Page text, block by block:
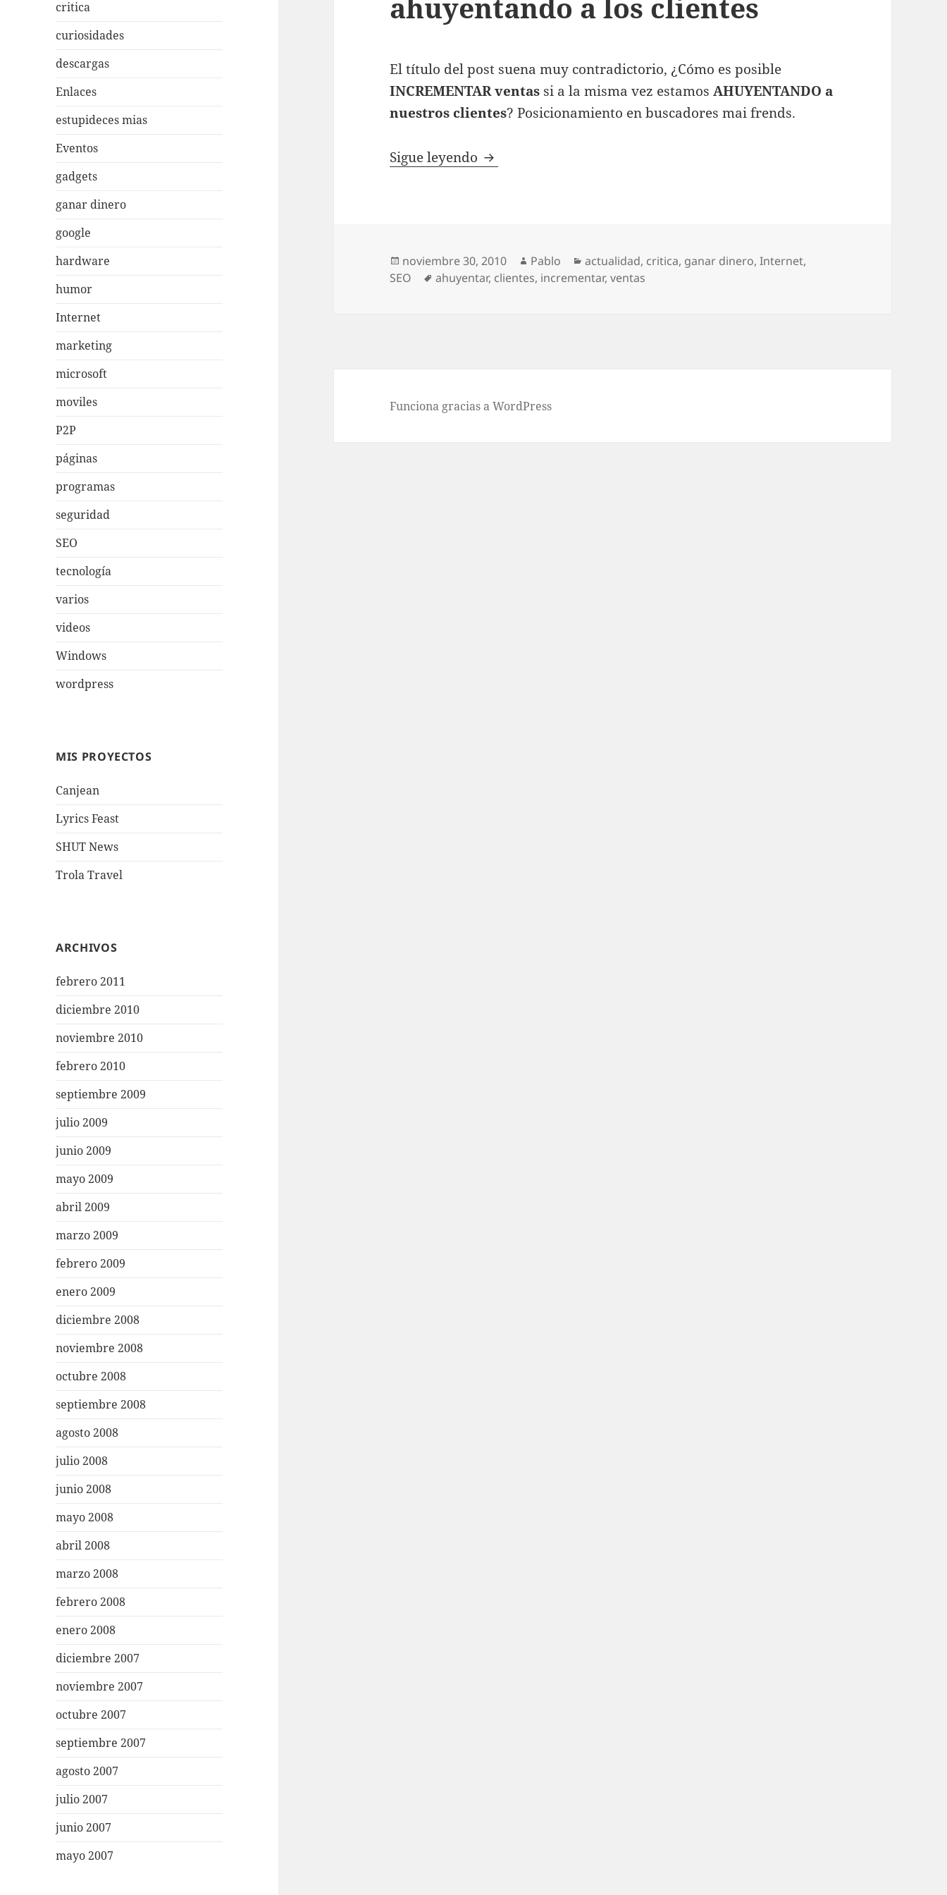
critica
curiosidades
descargas
Enlaces
estupideces mias
Eventos
gadgets
ganar dinero
google
hardware
humor
Internet
marketing
microsoft
moviles
P2P
páginas
programas
seguridad
SEO
tecnología
varios
videos
Windows
wordpress
MIS PROYECTOS
Canjean
Lyrics Feast
SHUT News
Trola Travel
ARCHIVOS
febrero 2011
diciembre 2010
noviembre 2010
febrero 2010
septiembre 2009
julio 2009
junio 2009
mayo 2009
abril 2009
marzo 2009
febrero 2009
enero 2009
diciembre 2008
noviembre 2008
octubre 2008
septiembre 2008
agosto 2008
julio 2008
junio 2008
mayo 2008
abril 2008
marzo 2008
febrero 2008
enero 2008
diciembre 2007
noviembre 2007
octubre 2007
septiembre 2007
agosto 2007
julio 2007
junio 2007
mayo 2007
ahuyentando a los clientes
El título del post suena muy contradictorio, ¿Cómo es posible
INCREMENTAR ventas si a la misma vez estamosAHUYENTANDO a
nuestros clientes? Posicionamiento en buscadores mai frends.
Sigue leyendo Incrementar ventas ahuyentando a los clientes
Publicado
el
noviembre 30, 2010 Autor
Pablo Categorías
actualidad, critica, ganar dinero,Internet,
SEO
Etiquetas
ahuyentar, clientes, incrementar,ventas
Funciona gracias a WordPress